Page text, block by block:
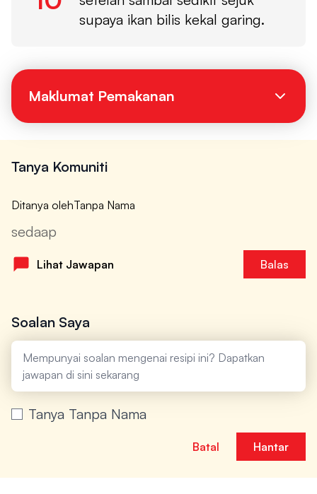
supaya ikan bilis kekal garing.
Maklumat Pemakanan
Tanya Komuniti
Ditanya olehTanpa Nama
sedaap
Lihat Jawapan Balas
Soalan Saya
Tanya Tanpa Nama
Batal Hantar